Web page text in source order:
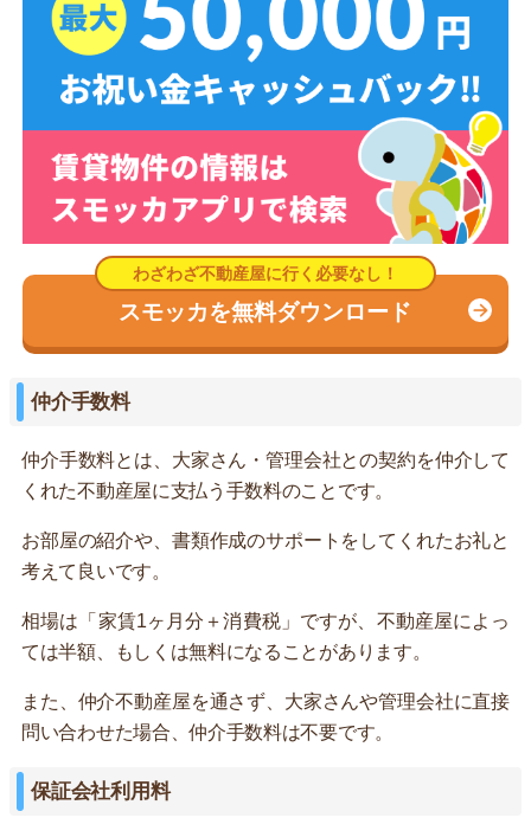
スモッカを無料ダウンロード
仲介手数料
仲介手数料とは、大家さん・管理会社との契約を仲介して
くれた不動産屋に支払う手数料のことです。
お部屋の紹介や、書類作成のサポートをしてくれたお礼と
考えて良いです。
相場は「家賃1ヶ月分＋消費税」ですが、不動産屋によっ
ては半額、もしくは無料になることがあります。
また、仲介不動産屋を通さず、大家さんや管理会社に直接
問い合わせた場合、仲介手数料は不要です。
保証会社利用料